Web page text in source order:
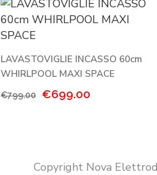
LAVASTOVIGLIE INCASSO 60cm
WHIRLPOOL MAXI SPACE
€799.00
Il
€699.00
Copyright Nova